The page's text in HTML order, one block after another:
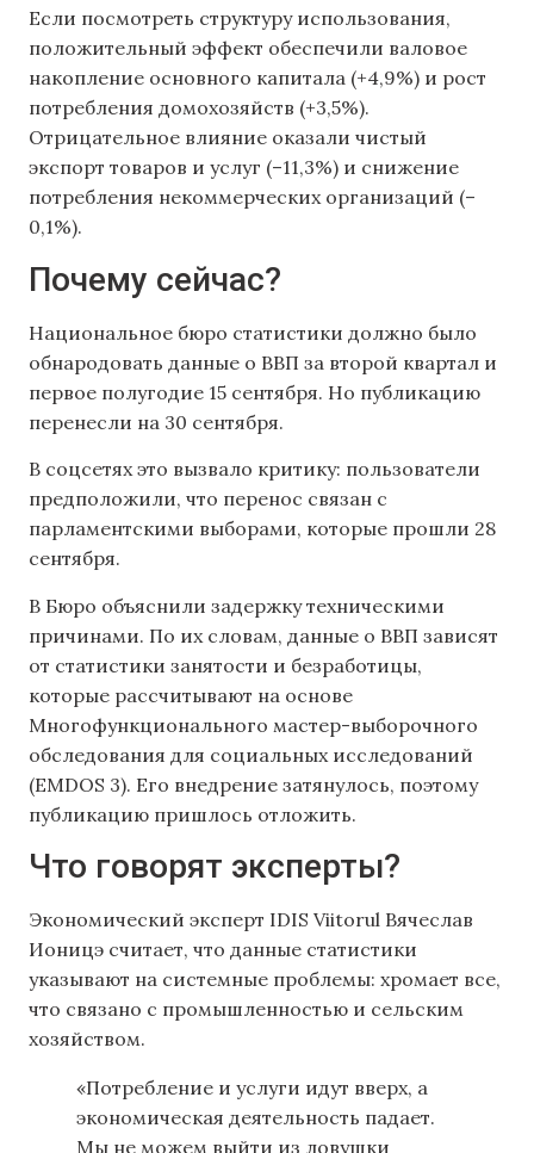
Если посмотреть структуру использования,
положительный эффект обеспечили валовое
накопление основного капитала (+4,9%) и рост
потребления домохозяйств (+3,5%).
Отрицательное влияние оказали чистый
экспорт товаров и услуг (–11,3%) и снижение
потребления некоммерческих организаций (–
0,1%).
Почему сейчас?
Национальное бюро статистики должно было
обнародовать данные о ВВП за второй квартал и
первое полугодие 15 сентября. Но публикацию
перенесли на 30 сентября.
В соцсетях это вызвало критику: пользователи
предположили, что перенос связан с
парламентскими выборами, которые прошли 28
сентября.
В Бюро объяснили задержку техническими
причинами. По их словам, данные о ВВП зависят
от статистики занятости и безработицы,
которые рассчитывают на основе
Многофункционального мастер-выборочного
обследования для социальных исследований
(EMDOS 3). Его внедрение затянулось, поэтому
публикацию пришлось отложить.
Что говорят эксперты?
Экономический эксперт IDIS Viitorul Вячеслав
Ионицэ считает, что данные статистики
указывают на системные проблемы: хромает все,
что связано с промышленностью и сельским
хозяйством.
«Потребление и услуги идут вверх, а
экономическая деятельность падает.
Мы не можем выйти из ловушки